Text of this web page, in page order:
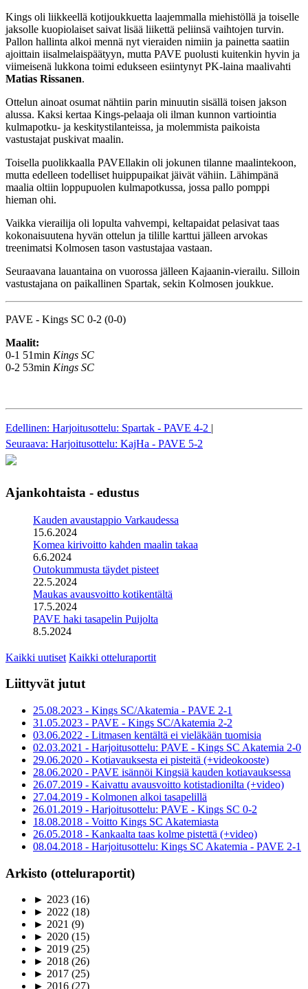
Kings oli liikkeellä kotijoukkuetta laajemmalla miehistöllä ja toiselle
jaksolle kuopiolaiset saivat lisää liikettä peliinsä vaihtojen turvin.
Pallon hallinta alkoi mennä nyt vieraiden nimiin ja painetta saatiin
ajoittain iisalmelaispäätyyn, mutta PAVE puolusti kuitenkin hyvin ja
viimeisenä lukkona toimi edukseen esiintynyt PK-laina maalivahti
Matias Rissanen.
Ottelun ainoat osumat nähtiin parin minuutin sisällä toisen jakson
alussa. Kaksi kertaa Kings-pelaaja oli ilman kunnon vartiointia
kulmapotku- ja keskitystilanteissa, ja molemmista paikoista
vastustajat puskivat maalin.
Toisella puolikkaalla PAVEllakin oli jokunen tilanne maalintekoon,
mutta edelleen todelliset huippupaikat jäivät vähiin. Lähimpänä
maalia oltiin loppupuolen kulmapotkussa, jossa pallo pomppi
hieman ohi.
Vaikka vierailija oli lopulta vahvempi, keltapaidat pelasivat taas
kokonaisuutena hyvän ottelun ja tilille karttui jälleen arvokas
treenimatsi Kolmosen tason vastustajaa vastaan.
Seuraavana lauantaina on vuorossa jälleen Kajaanin-vierailu. Silloin
vastustajana on paikallinen Spartak, sekin Kolmosen joukkue.
PAVE - Kings SC 0-2 (0-0)
Maalit:
0-1 51min Kings SC
0-2 53min Kings SC
Edellinen: Harjoitusottelu: Spartak - PAVE 4-2 |
Seuraava: Harjoitusottelu: KajHa - PAVE 5-2
Ajankohtaista - edustus
Kauden avaustappio Varkaudessa
15.6.2024
Komea kirivoitto kahden maalin takaa
6.6.2024
Outokummusta täydet pisteet
22.5.2024
Maukas avausvoitto kotikentältä
17.5.2024
PAVE haki tasapelin Puijolta
8.5.2024
Kaikki uutiset Kaikki otteluraportit
Liittyvät jutut
25.08.2023 - Kings SC/Akatemia - PAVE 2-1
31.05.2023 - PAVE - Kings SC/Akatemia 2-2
03.06.2022 - Litmasen kentältä ei vieläkään tuomisia
02.03.2021 - Harjoitusottelu: PAVE - Kings SC Akatemia 2-0
29.06.2020 - Kotiavauksesta ei pisteitä (+videokooste)
28.06.2020 - PAVE isännöi Kingsiä kauden kotiavauksessa
26.07.2019 - Kaivattu avausvoitto kotistadionilta (+video)
27.04.2019 - Kolmonen alkoi tasapelillä
26.01.2019 - Harjoitusottelu: PAVE - Kings SC 0-2
18.08.2018 - Voitto Kings SC Akatemiasta
26.05.2018 - Kankaalta taas kolme pistettä (+video)
08.04.2018 - Harjoitusottelu: Kings SC Akatemia - PAVE 2-1
Arkisto (otteluraportit)
► 2023 (16)
► 2022 (18)
► 2021 (9)
► 2020 (15)
► 2019 (25)
► 2018 (26)
► 2017 (25)
► 2016 (27)